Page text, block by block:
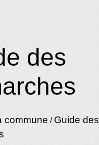
des
commune / Guide des